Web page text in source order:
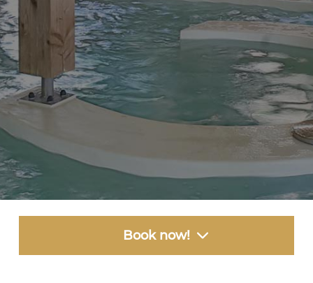
Book now!